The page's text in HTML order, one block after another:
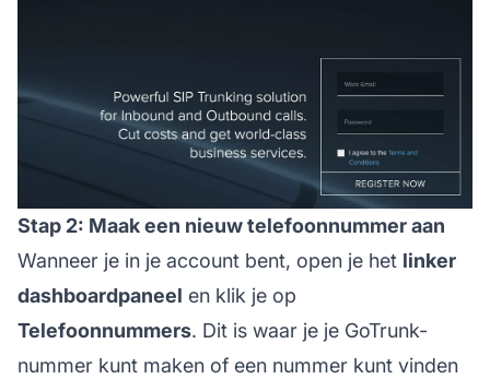
Stap 2: Maak een nieuw telefoonnummer aan
Wanneer je in je account bent, open je het linker
dashboardpaneel en klik je op
Telefoonnummers. Dit is waar je je GoTrunk-
nummer kunt maken of een nummer kunt vinden